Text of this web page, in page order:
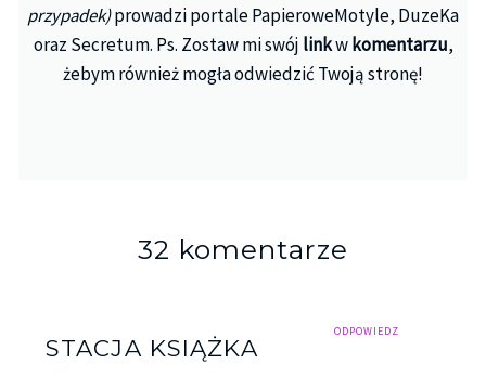
przypadek)prowadzi portale PapieroweMotyle, DuzeKa
oraz Secretum. Ps. Zostaw mi swój linkwkomentarzu,
żebym również mogła odwiedzić Twoją stronę!
32 komentarze
ODPOWIEDZ
STACJA KSIĄŻKA